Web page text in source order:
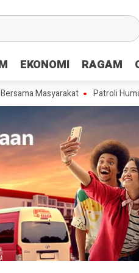
EKONOMI RAGAM
EKONOMI RAGAM
Patroli Humanis